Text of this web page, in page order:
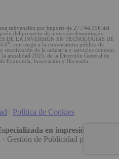
subvención por importe de 27.744,19€ del
del proyecto de inversión denominado
DE LA INVERSIÓN EN TECNOLOGÍAS DE
con cargo a la convocatoria pública de
reactivación de la industria y servicios conexos
anualidad 2025, de la Dirección General de
Economía, Innovación y Hacienda.
| Política de Cookies
en impresión digital
· Gestión de Publicidad por